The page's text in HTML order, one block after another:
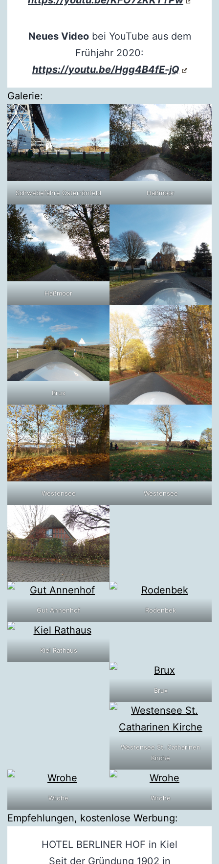
Neues Videobei YouTube aus dem
Frühjahr 2020:
https://youtu.be/Hgg4B4fE-jQ
Galerie:
Schwebefähre Osterrönfeld Haßmoor
Haßmoor
Brux
Westensee Westensee
Gut Annenhof Rodenbek
Kiel Rathaus
Brux
Westensee St. Catharinen
Kirche
Wrohe Wrohe
Empfehlungen, kostenlose Werbung:
HOTEL BERLINER HOF in Kiel
Seit der Gründung 1902 in